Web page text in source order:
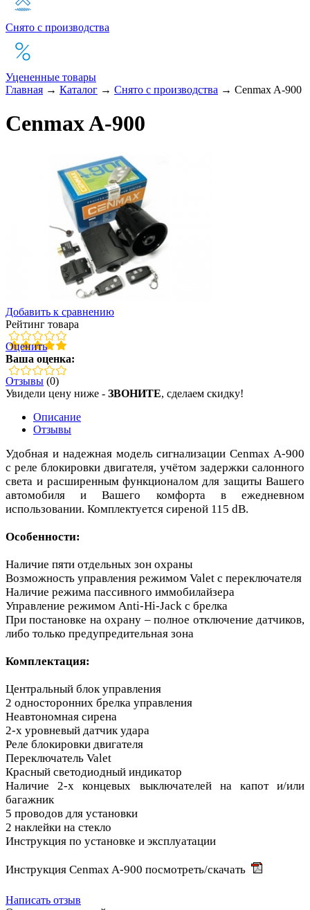
Снято с производства
Уцененные товары
Главная → Каталог → Снято с производства → Cenmax A-900
Cenmax A-900
Добавить к сравнению
Рейтинг товара
Оценить
Ваша оценка:
Отзывы (0)
Увидели цену ниже - ЗВОНИТЕ, сделаем скидку!
Описание
Отзывы
Удобная и надежная модель сигнализации Cenmax A-900
с реле блокировки двигателя, учётом задержки салонного
света и расширенным функционалом для защиты Вашего
автомобиля и Вашего комфорта в ежедневном
использовании. Комплектуется сиреной 115 dB.
Особенности:
Наличие пяти отдельных зон охраны
Возможность управления режимом Valet с переключателя
Наличие режима пассивного иммобилайзера
Управление режимом Anti-Hi-Jack с брелка
При постановке на охрану – полное отключение датчиков,
либо только предупредительная зона
Комплектация:
Центральный блок управления
2 односторонних брелка управления
Неавтономная сирена
2-х уровневый датчик удара
Реле блокировки двигателя
Переключатель Valet
Красный светодиодный индикатор
Наличие 2-х концевых выключателей на капот и/или
багажник
5 проводов для установки
2 наклейки на стекло
Инструкция по установке и эксплуатации
Инструкция Cenmax A-900 посмотреть/скачать
Написать отзыв